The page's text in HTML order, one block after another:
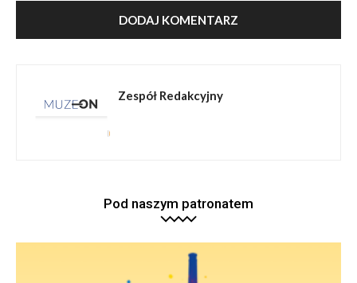
Zespół Redakcyjny
Pod naszym patronatem